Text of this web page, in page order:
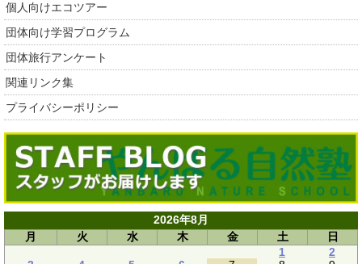
個人向けエコツアー
団体向け学習プログラム
団体旅行アンケート
関連リンク集
プライバシーポリシー
2026年8月
月
火 水 木 金 土
日
1
2